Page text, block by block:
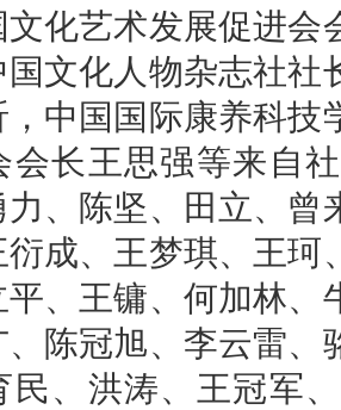
化艺术发展促进会
国文化人物杂志社
中国国际康养科技
会长王思强等来自
、陈坚、田立、曾
成、王梦琪、王珂
平、王镛、何加林、
陈冠旭、李云雷、
民、洪涛、王冠军